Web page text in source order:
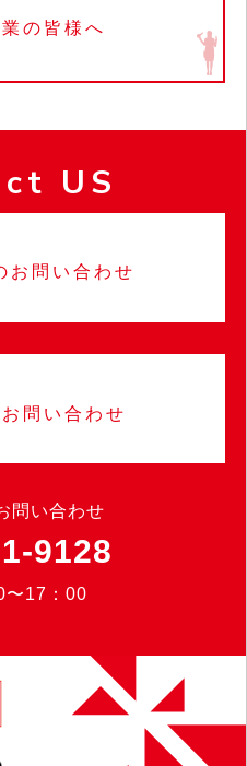
の皆様へ
US
お問い合わせ
問い合わせ
問い合わせ
9128
〜17：00